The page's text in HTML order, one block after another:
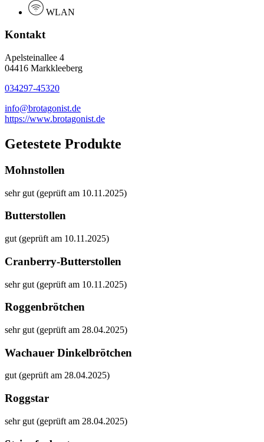
WLAN
Kontakt
Apelsteinallee 4
04416 Markkleeberg
034297-45320
info@brotagonist.de
https://www.brotagonist.de
Getestete Produkte
Mohnstollen
sehr gut (geprüft am 10.11.2025)
Butterstollen
gut (geprüft am 10.11.2025)
Cranberry-Butterstollen
sehr gut (geprüft am 10.11.2025)
Roggenbrötchen
sehr gut (geprüft am 28.04.2025)
Wachauer Dinkelbrötchen
gut (geprüft am 28.04.2025)
Roggstar
sehr gut (geprüft am 28.04.2025)